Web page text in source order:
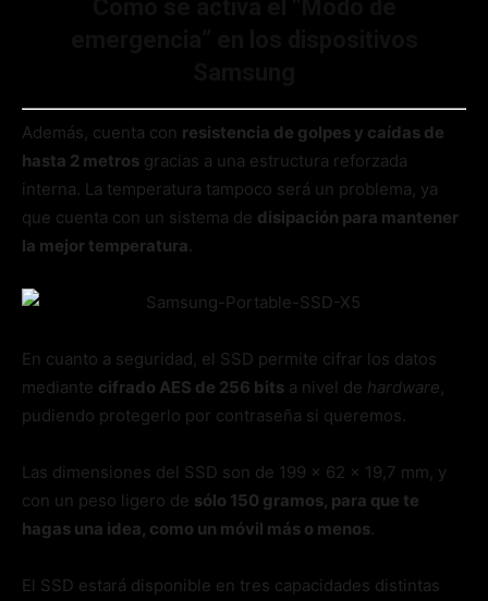
Además, cuenta con resistencia de golpes y caídas de
hasta 2 metros gracias a una estructura reforzada
interna. La temperatura tampoco será un problema, ya
que cuenta con un sistema de disipación para mantener
la mejor temperatura.
En cuanto a seguridad, el SSD permite cifrar los datos
mediante cifrado AES de 256 bits a nivel de hardware,
pudiendo protegerlo por contraseña si queremos.
Las dimensiones del SSD son de 199 x 62 x 19,7 mm, y
con un peso ligero de sólo 150 gramos, para que te
hagas una idea, como un móvil más o menos.
El SSD estará disponible en tres capacidades distintas